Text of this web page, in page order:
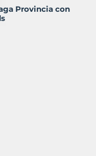
Provincia con